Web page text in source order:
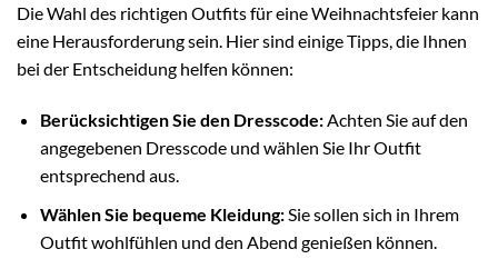
Die Wahl des richtigen Outfits für eine Weihnachtsfeier kann
eine Herausforderung sein. Hier sind einige Tipps, die Ihnen
bei der Entscheidung helfen können:
Berücksichtigen Sie den Dresscode:Achten Sie auf den
angegebenen Dresscode und wählen Sie Ihr Outfit
entsprechend aus.
Wählen Sie bequeme Kleidung:Sie sollen sich in Ihrem
Outfit wohlfühlen und den Abend genießen können.